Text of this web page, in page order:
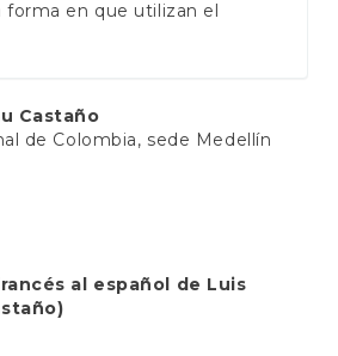
en que utilizan el
Castaño
de Colombia, sede Medellín
al español de Luis